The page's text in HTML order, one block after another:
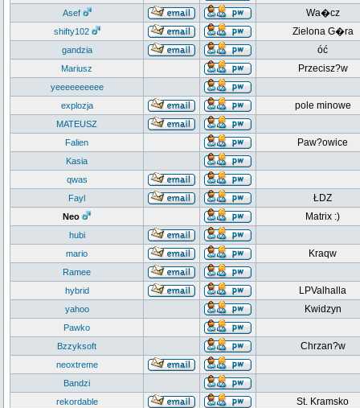
Asef
Wa�cz
shifty102 Zielona G�ra
gandzia óć
Mariusz Przecisz?w
yeeeeeeeeee
explozja
pole minowe
MATEUSZ
Falien
Paw?owice
Kasia
qwas
Fayl
ŁDZ
Neo Matrix :)
hubi
mario
Kraqw
Ramee
hybrid
LPValhalla
yahoo Kwidzyn
Pawko
Bzzyksoft
Chrzan?w
neoxtreme
Bandzi
rekordable
St. Kramsko